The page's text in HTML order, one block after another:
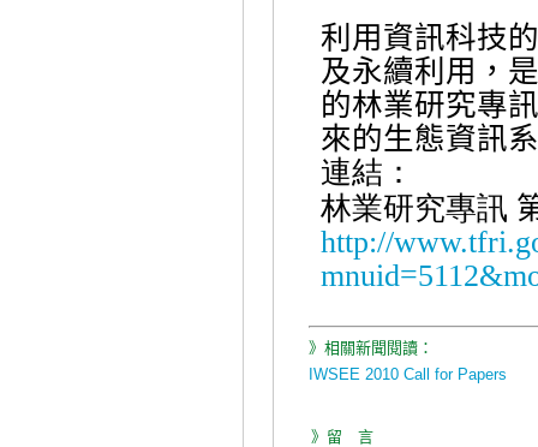
利用資訊科技
及永續利用，
的林業研究專
來的生態資訊
連結：
林業研究專訊
http://
》相關新聞閱讀：
IWSEE 2010 Call for Papers
》留 言